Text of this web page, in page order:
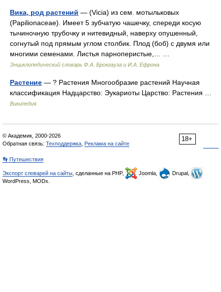
Вика, род растений — (Vicia) из сем. мотыльковых
(Papilionaceae). Имеет 5 зубчатую чашечку, спереди косую
тычиночную трубочку и нитевидный, наверху опушенный,
согнутый под прямым углом столбик. Плод (боб) с двумя или
многими семенами. Листья парноперистые,… …
Энциклопедический словарь Ф.А. Брокгауза и И.А. Ефрона
Растение — ? Растения Многообразие растений Научная
классификация Надцарство: Эукариоты Царство: Растения …
Википедия
18+
© Академик, 2000-2026
Обратная связь: Техподдержка Реклама на сайте
👣 Путешествия
Экспорт словарей на сайты , сделанные на PHP, Joomla,
Drupal,
WordPress, MODx.